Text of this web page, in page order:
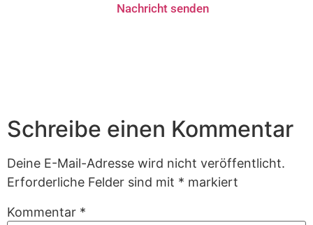
Nachricht senden
Schreibe einen Kommentar
Deine E-Mail-Adresse wird nicht veröffentlicht.
Erforderliche Felder sind mit * markiert
Kommentar *